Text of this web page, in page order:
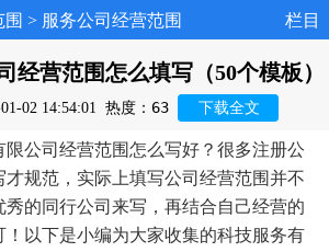
> 服务公司经营范围 栏目
经营范围怎么填写（50个模板）
02 14:54:01 热度： 63 下载全文
限公司经营范围怎么写好？很多注册公
规范，实际上填写公司经营范围并不
的同行公司来写，再结合自己经营的
！以下是小编为大家收集的科技服务有